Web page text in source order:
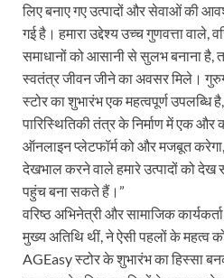
लिए बनाए गए उत्पादों और सेवाओं की
गई है। हमारा उद्देश्य उच्च गुणवत्ता वाले,
समाधानों को आसानी से सुलभ बनाना
स्वतंत्र जीवन जीने का अवसर मिले।
स्टोर का शुभारंभ एक महत्वपूर्ण उपलब्धि
पारिस्थितिकी तंत्र के निर्माण में एक और
ऑनलाइन प्लेटफॉर्म को और मजबूत करेगा,
देखभाल करने वाले हमारे उत्पादों को
पहुंच बना सकते हैं।”
वरिष्ठ अभिनेत्री और सामाजिक
मुख्य अतिथि थीं, ने ऐसी पहलों के महत्व
AGEasy स्टोर के शुभारंभ का हिस्सा